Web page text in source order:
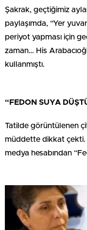
Şakrak, geçtiğimiz
paylaşımda, “Yer
periyot yapması için
zaman… His
kullanmıştı.
“FEDON SUYA
Tatilde görüntülenen
müddette dikkat çekti.
medya hesabından